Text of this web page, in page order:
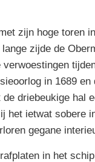
zijn hoge toren
zijde de
in 1689 en
driebeukige hal
het ietwat sobere
gegane
in het